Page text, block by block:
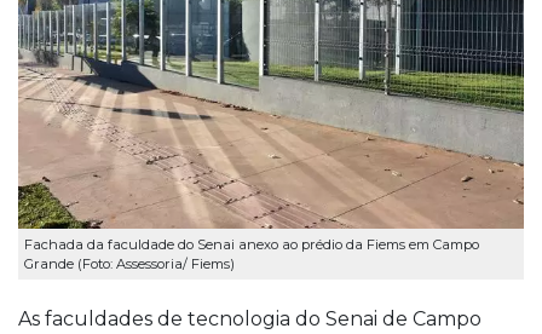
Fachada da faculdade do Senai anexo ao prédio da Fiems em Campo
Grande (Foto: Assessoria/ Fiems)
As faculdades de tecnologia do Senai de Campo